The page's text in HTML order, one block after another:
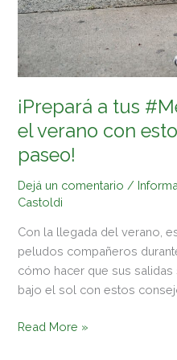
¡Prepará a tus
el verano con
paseo!
Dejá un comentario /
Castoldi
Con la llegada del verano,
peludos compañeros
cómo hacer que sus
bajo el sol con estos
con
estos
consejos
de
Read More »